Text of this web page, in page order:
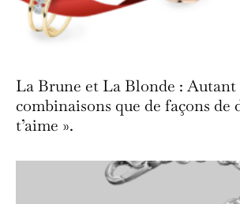
La Brune et La Blonde : Autant
combinaisons que de façons de
t’aime ».